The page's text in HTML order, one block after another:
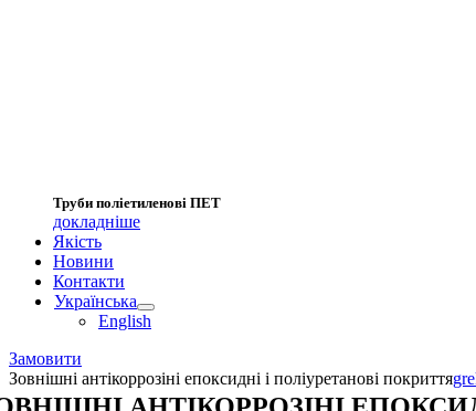
Труби поліетиленові ПЕТ
докладніше
Якість
Новини
Контакти
Українська
English
Замовити
Зовнішні антікоррозіні епоксидні і поліуретанові покриття